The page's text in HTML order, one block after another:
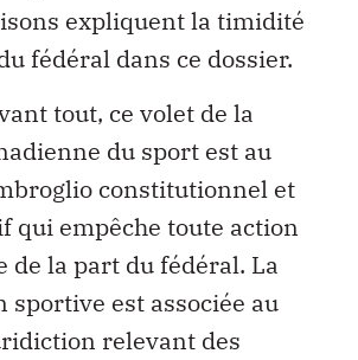
expliquent la timidité
fédéral dans ce dossier.
tout, ce volet de la
du sport est au
constitutionnel et
qui empêche toute action
de la part du fédéral. La
est associée au
relevant des